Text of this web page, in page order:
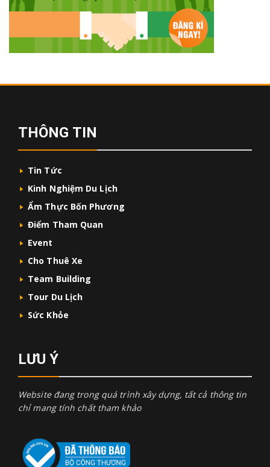
THÔNG TIN
Tin Tức
Kinh Nghiệm Du Lịch
Ẩm Thực Bốn Phương
Điểm Tham Quan
Event
Cho Thuê Xe
Team Building
Tour Du Lịch
Sức Khỏe
LƯU Ý
Website đang trong quá trình xây dựng, tất cả thông tin
chỉ mang tính chất tham khảo